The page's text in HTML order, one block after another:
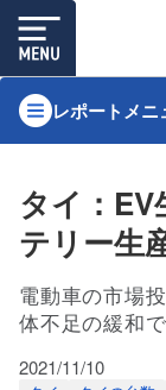
レポートメニ
タイ：EV
テリー生
電動車の市場
体不足の緩和
2021/11/10